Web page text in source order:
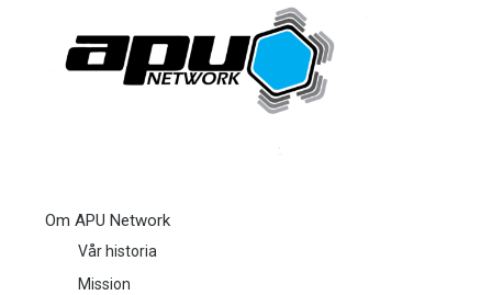
Om APU Network
Vår historia
Mission